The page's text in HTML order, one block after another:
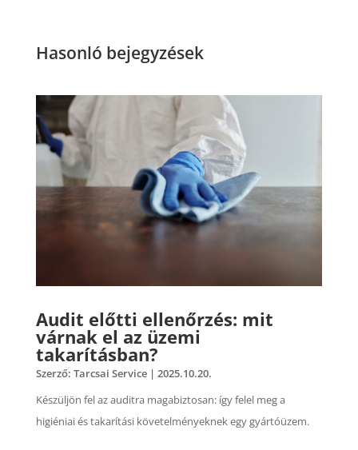
Hasonló bejegyzések
Audit előtti ellenőrzés: mit
várnak el az üzemi
takarításban?
Szerző: Tarcsai Service| 2025.10.20.
Készüljön fel az auditra magabiztosan: így felel meg a
higiéniai és takarítási követelményeknek egy gyártóüzem.